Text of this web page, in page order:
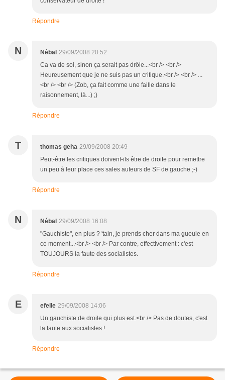
Répondre
N Nébal 29/09/2008 20:52
Ca va de soi, sinon ça serait pas drôle...<br /> <br />
Heureusement que je ne suis pas un critique.<br /> <br /> ...
<br /> <br /> (Zob, ça fait comme une faille dans le
raisonnement, là...) ;)
Répondre
T thomas geha 29/09/2008 20:49
Peut-être les critiques doivent-ils être de droite pour remettre
un peu à leur place ces sales auteurs de SF de gauche ;-)
Répondre
N Nébal 29/09/2008 16:08
"Gauchiste", en plus ? 'tain, je prends cher dans ma gueule en
ce moment...<br /> <br /> Par contre, effectivement : c'est
TOUJOURS la faute des socialistes.
Répondre
E efelle 29/09/2008 14:06
Un gauchiste de droite qui plus est.<br /> Pas de doutes, c'est
la faute aux socialistes !
Répondre